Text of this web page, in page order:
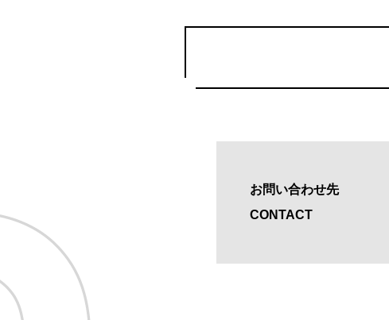
お問い合わせ先
CONTACT